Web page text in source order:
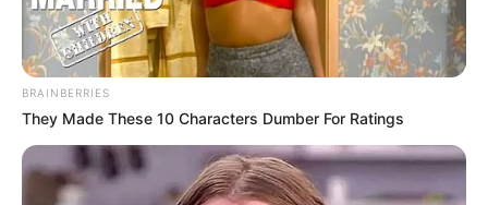
BRAINBERRIES
They Made These 10 Characters Dumber For Ratings